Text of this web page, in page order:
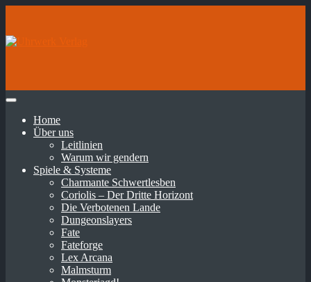
Home
Über uns
Leitlinien
Warum wir gendern
Spiele & Systeme
Charmante Schwertlesben
Coriolis – Der Dritte Horizont
Die Verbotenen Lande
Dungeonslayers
Fate
Fateforge
Lex Arcana
Malmsturm